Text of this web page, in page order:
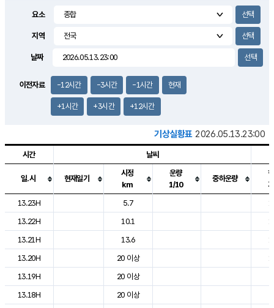
1.4m/s
요소
지역
날짜
이전자료 -12시간 -3시간 -1시간 현재
+1시간 +3시간 +12시간
기상실황표 2026.05.13.23:00
도시별 기상실황표로 지점, 날씨, 기온, 강수, 바람, 기압등을 안내한 표입
시간 날씨
일.시 현재일기
시정
km
운량
1/10
중하운량
13.23H
5.7
13.22H
10.1
13.21H
13.6
13.20H
20 이상
13.19H
20 이상
13.18H
20 이상